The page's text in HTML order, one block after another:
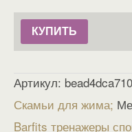
КУПИТЬ
Артикул:
Скамьи для жима
Barfits тренажеры